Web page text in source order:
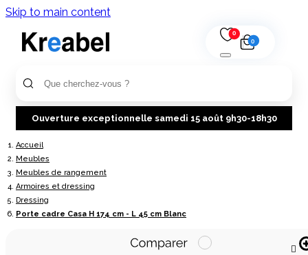
Skip to main content
0
0
Ouverture exceptionnelle samedi 15 août 9h30-18h30
Accueil
Meubles
Meubles de rangement
Armoires et dressing
Dressing
Porte cadre Casa H 174 cm - L 45 cm Blanc
